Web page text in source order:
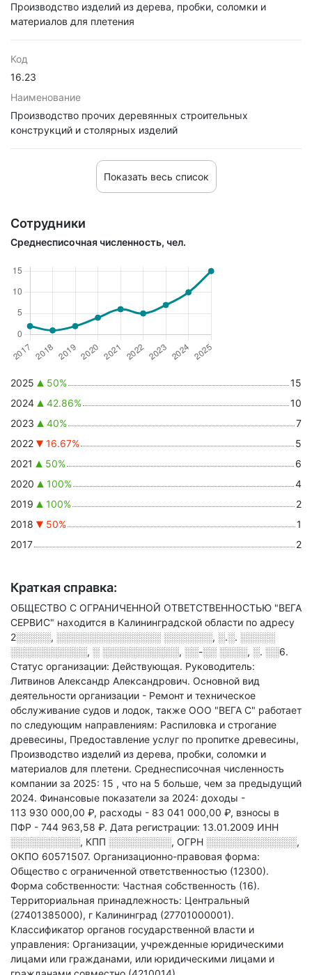
Производство изделий из дерева, пробки, соломки и
материалов для плетения
Код
16.23
Наименование
Производство прочих деревянных строительных
конструкций и столярных изделий
Показать весь список
Сотрудники
Среднесписочная численность, чел.
2025 50%
15
2024
42.86%
10
2023
40%
7
2022
16.67%
5
2021
50%
6
2020
100%
4
2019
100%
2
2018
50%
1
2017
2
Краткая справка:
ОБЩЕСТВО С ОГРАНИЧЕННОЙ ОТВЕТСТВЕННОСТЬЮ "ВЕГА
СЕРВИС" находится в Калининградской области по адресу
2░░░░░, ░░░░░░░░░░░░░░░ ░░░░░░░, ░.░. ░░░░░
░░░░░░░░░░░, ░ ░░░░░░░░░░░, ░░-░░ ░░░░, ░. ░░6.
Статус организации: Действующая. Руководитель:
Литвинов Александр Александрович. Основной вид
деятельности организации - Ремонт и техническое
обслуживание судов и лодок, также ООО "ВЕГА С" работает
по следующим направлениям: Распиловка и строгание
древесины, Предоставление услуг по пропитке древесины,
Производство изделий из дерева, пробки, соломки и
материалов для плетени. Среднесписочная численность
компании за 2025: 15 , что на 5 больше, чем за предыдущий
2024. Финансовые показатели за 2024: доходы -
113 930 000,00 ₽, расходы - 83 041 000,00 ₽, взносы в
ПФР - 744 963,58 ₽. Дата регистрации: 13.01.2009 ИНН
░░░░░░░░░░, КПП ░░░░░░░░░, ОГРН ░░░░░░░░░░░░░,
ОКПО 60571507. Организационно-правовая форма:
Общество с ограниченной ответственностью (12300).
Форма собственности: Частная собственность (16).
Территориальная принадлежность: Центральный
(27401385000), г Калининград (27701000001).
Классификатор органов государственной власти и
управления: Организации, учрежденные юридическими
лицами или гражданами, или юридическими лицами и